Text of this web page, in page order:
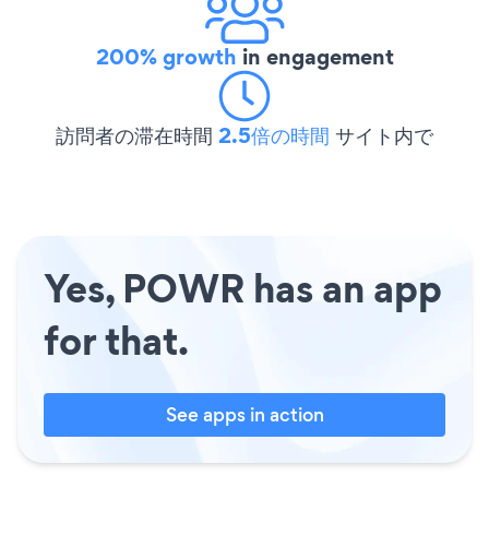
200% growth in engagement
訪問者の滞在時間 2.5倍の時間 サイト内で
Yes, POWR has an app
for that.
See apps in action